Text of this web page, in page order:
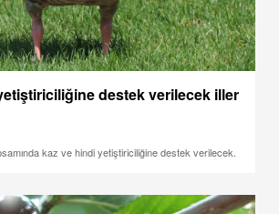
destek verilecek iller
kaz ve hindi yetiştiriciliğine destek verilecek.